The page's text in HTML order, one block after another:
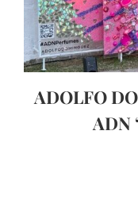
ADOLFO
ADN